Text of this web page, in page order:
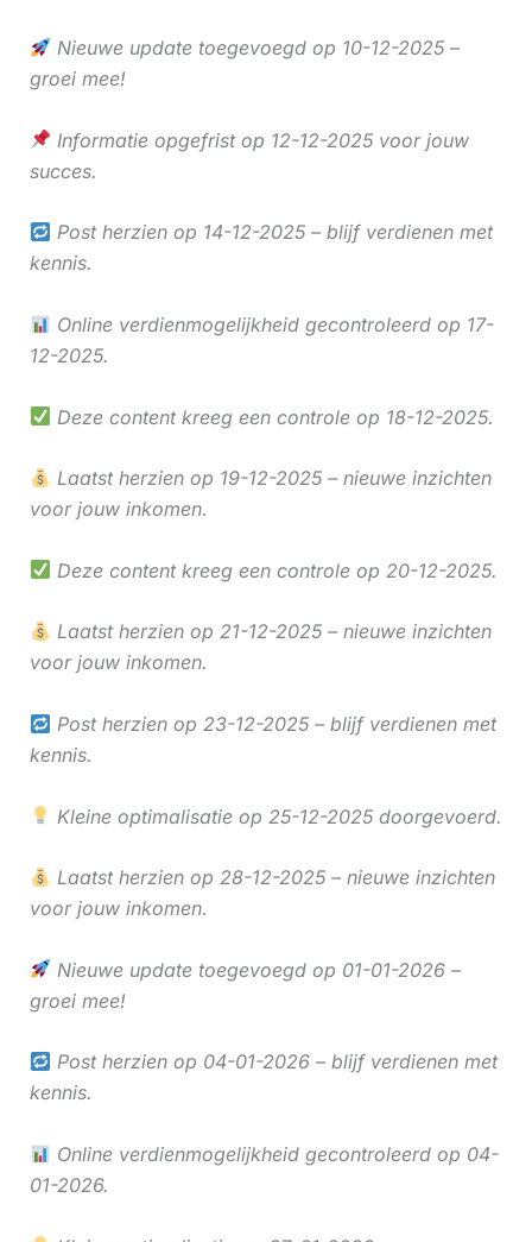
Nieuwe update toegevoegd op 10-12-2025 –
groei mee!
Informatie opgefrist op 12-12-2025 voor jouw
succes.
Post herzien op 14-12-2025 – blijf verdienen met
kennis.
Online verdienmogelijkheid gecontroleerd op 17-
12-2025.
Deze content kreeg een controle op 18-12-2025.
Laatst herzien op 19-12-2025 – nieuwe inzichten
voor jouw inkomen.
Deze content kreeg een controle op 20-12-2025.
Laatst herzien op 21-12-2025 – nieuwe inzichten
voor jouw inkomen.
Post herzien op 23-12-2025 – blijf verdienen met
kennis.
Kleine optimalisatie op 25-12-2025 doorgevoerd.
Laatst herzien op 28-12-2025 – nieuwe inzichten
voor jouw inkomen.
Nieuwe update toegevoegd op 01-01-2026 –
groei mee!
Post herzien op 04-01-2026 – blijf verdienen met
kennis.
Online verdienmogelijkheid gecontroleerd op 04-
01-2026.